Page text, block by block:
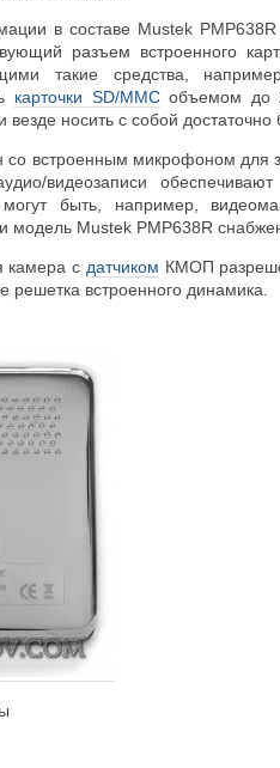
в составе Mustek
разъем встроенного
такие средства,
карточки SD/MMCобъемом до 2
везде носить с собой
встроенным микрофоном для
видеозаписи
быть, например,
модель Mustek PMP638R
камера с датчиком КМОП
решетка встроенного динамика.